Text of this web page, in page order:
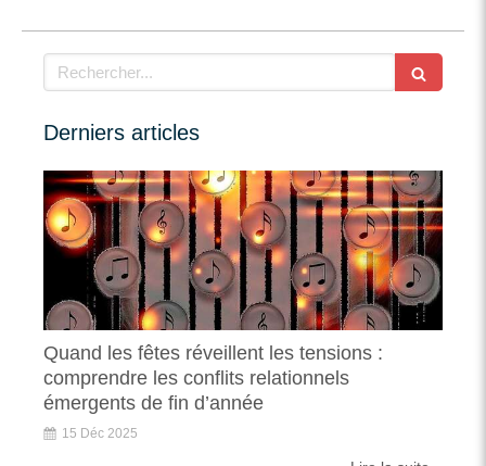
Rechercher
Derniers articles
Quand les fêtes réveillent les tensions :
comprendre les conflits relationnels
émergents de fin d’année
15 Déc 2025